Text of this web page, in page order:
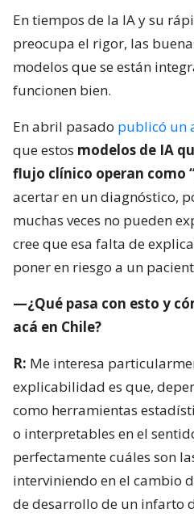
En tiempos de la IA y su
preocupa el rigor, las
modelos que se están
funcionen bien.
En abril pasado publicó un
que estos modelos de IA
flujo clínico operan como
acertar en un diagnóstico,
muchas veces no pueden
cree que esa falta de
poner en riesgo a un
—¿Qué pasa con esto y
acá en Chile?
R: Me interesa
explicabilidad es que,
como herramientas
o interpretables en el
perfectamente cuáles son
interviniendo en el cambio
de desarrollo de un infarto